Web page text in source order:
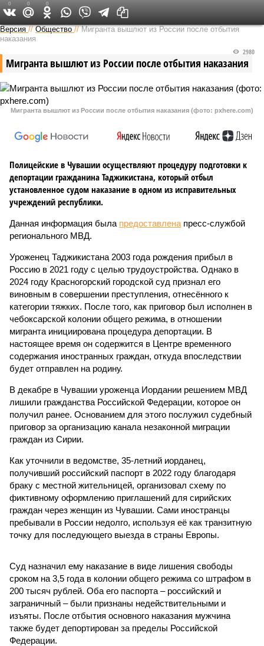
Версия в Чувашии
Версия //Общество //Мигранта вышлют из России после отбытия
наказания
Мигранта вышлют из России после отбытия наказания
2980
Мигранта вышлют из России после отбытия наказания (фото: pxhere.com)
Полицейские в Чувашии осуществляют процедуру подготовки к
депортации гражданина Таджикистана, который отбыл
установленное судом наказание в одном из исправительных
учреждений республики.
Данная информация была предоставлена пресс-службой
регионального МВД.
Уроженец Таджикистана 2003 года рождения прибыл в
Россию в 2021 году с целью трудоустройства. Однако в
2024 году Красногорский городской суд признал его
виновным в совершении преступления, отнесённого к
категории тяжких. После того, как приговор был исполнен в
чебоксарской колонии общего режима, в отношении
мигранта инициирована процедура депортации. В
настоящее время он содержится в Центре временного
содержания иностранных граждан, откуда впоследствии
будет отправлен на родину.
В декабре в Чувашии уроженца Иордании решением МВД
лишили гражданства Российской Федерации, которое он
получил ранее. Основанием для этого послужил судебный
приговор за организацию канала незаконной миграции
граждан из Сирии.
Как уточнили в ведомстве, 35-летний иорданец,
получивший российский паспорт в 2022 году благодаря
браку с местной жительницей, организовал схему по
фиктивному оформлению приглашений для сирийских
граждан через женщин из Чувашии. Сами иностранцы
пребывали в России недолго, используя её как транзитную
точку для последующего выезда в страны Европы.
Суд назначил ему наказание в виде лишения свободы
сроком на 3,5 года в колонии общего режима со штрафом в
200 тысяч рублей. Оба его паспорта – российский и
заграничный – были признаны недействительными и
изъяты. После отбытия основного наказания мужчина
также будет депортирован за пределы Российской
Федерации.
0 0 0